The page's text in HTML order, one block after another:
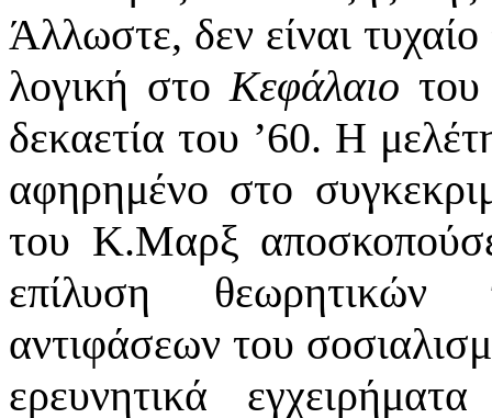
Άλλωστε, δεν είναι
λογική στο Κεφάλαιο
δεκαετία του ’60. Η
αφηρημένο στο
του Κ.Μαρξ
επίλυση
αντιφάσεων του
ερευνητικά